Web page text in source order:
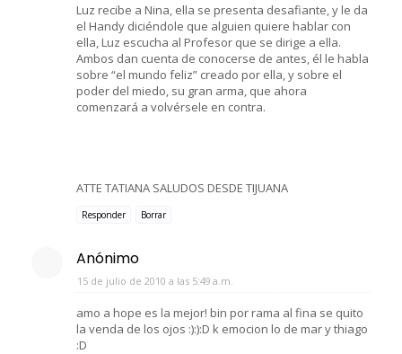
Luz recibe a Nina, ella se presenta desafiante, y le da
el Handy diciéndole que alguien quiere hablar con
ella, Luz escucha al Profesor que se dirige a ella.
Ambos dan cuenta de conocerse de antes, él le habla
sobre “el mundo feliz” creado por ella, y sobre el
poder del miedo, su gran arma, que ahora
comenzará a volvérsele en contra.
ATTE TATIANA SALUDOS DESDE TIJUANA
Responder Borrar
Anónimo
15 de julio de 2010 a las 5:49 a.m.
amo a hope es la mejor! bin por rama al fina se quito
la venda de los ojos :):):D k emocion lo de mar y thiago
:D